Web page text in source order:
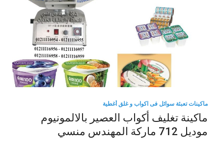
ماكينات تعبئة سوائل فى اكواب و غلق أغطية
ماكينة تغليف أكواب العصير بالالمونيوم
موديل 712 ماركة المهندس منسي